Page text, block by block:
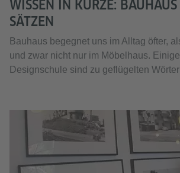
WISSEN IN KÜRZE: BAUHAUS
SÄTZEN
Bauhaus begegnet uns im Alltag öfter,
und zwar nicht nur im Möbelhaus.
Designschule sind zu geflügelten